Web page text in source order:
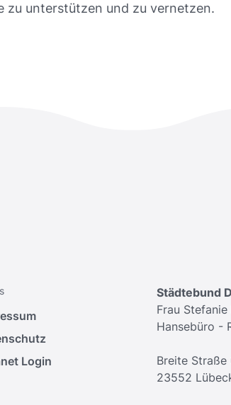
zu unterstützen und zu vernetzen.
Login
Städtebund
Frau
Hansebüro -
Breite Straße
23552